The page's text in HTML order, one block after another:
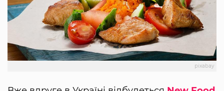
pixabay